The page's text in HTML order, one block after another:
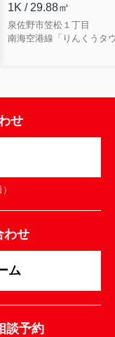
1K / 29.88㎡
泉佐野市笠松１丁目
南海空港線「りんくうタ
せ
わせ
ム
談予約